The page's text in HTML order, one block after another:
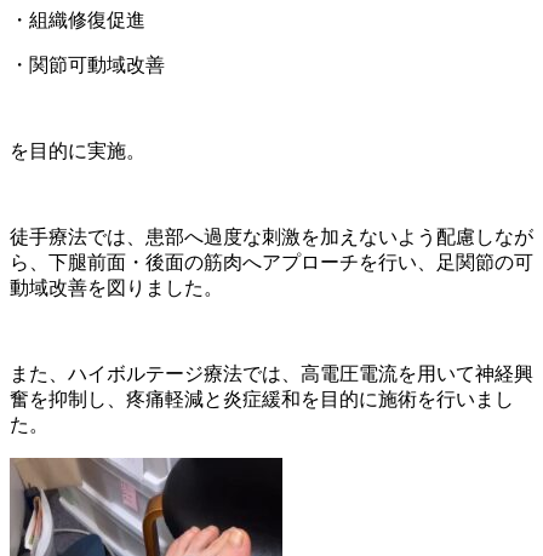
・組織修復促進
・関節可動域改善
を目的に実施。
徒手療法では、患部へ過度な刺激を加えないよう配慮しなが
ら、下腿前面・後面の筋肉へアプローチを行い、足関節の可
動域改善を図りました。
また、ハイボルテージ療法では、高電圧電流を用いて神経興
奮を抑制し、疼痛軽減と炎症緩和を目的に施術を行いまし
た。